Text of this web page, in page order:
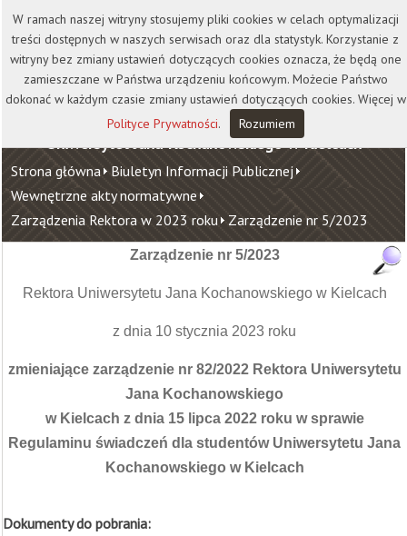
Kontakt Biblioteka
Wydawnictwo
Wirtualna Uczelnia
Uniwersytet Jana Kochanowskiego w Kielcach
Strona główna Biuletyn Informacji Publicznej
Wewnętrzne akty normatywne
Zarządzenia Rektora w 2023 roku Zarządzenie nr 5/2023
Zarządzenie nr 5/2023
Rektora Uniwersytetu Jana Kochanowskiego w Kielcach
z dnia 10 stycznia 2023 roku
zmieniające zarządzenie nr 82/2022 Rektora Uniwersytetu
Jana Kochanowskiego
w Kielcach z dnia 15 lipca 2022 roku w sprawie
Regulaminu świadczeń dla studentów Uniwersytetu Jana
Kochanowskiego w Kielcach
Dokumenty do pobrania:
W ramach naszej witryny stosujemy pliki cookies w celach optymalizacji
treści dostępnych w naszych serwisach oraz dla statystyk. Korzystanie z
witryny bez zmiany ustawień dotyczących cookies oznacza, że będą one
zamieszczane w Państwa urządzeniu końcowym. Możecie Państwo
dokonać w każdym czasie zmiany ustawień dotyczących cookies. Więcej w
Polityce Prywatności. Rozumiem